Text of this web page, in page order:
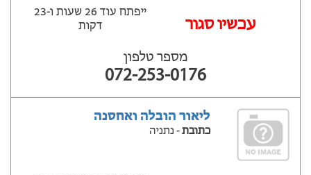
עכשיו סגור
ייפתח עוד 26 שעות ‫ו-23
דקות
מספר טלפון
072-253-0176
ליאור הובלה ואחסנה
כתובת- נתניה